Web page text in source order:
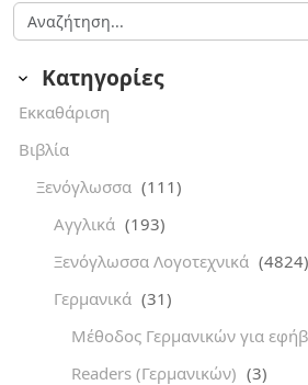
Κατηγορίες
Εκκαθάριση
Βιβλία
Ξενόγλωσσα (111)
Αγγλικά (193)
Ξενόγλωσσα Λογοτεχνικά (4824)
Γερμανικά (31)
Μέθοδος Γερμανικών για
Readers (Γερμανικών) (3)